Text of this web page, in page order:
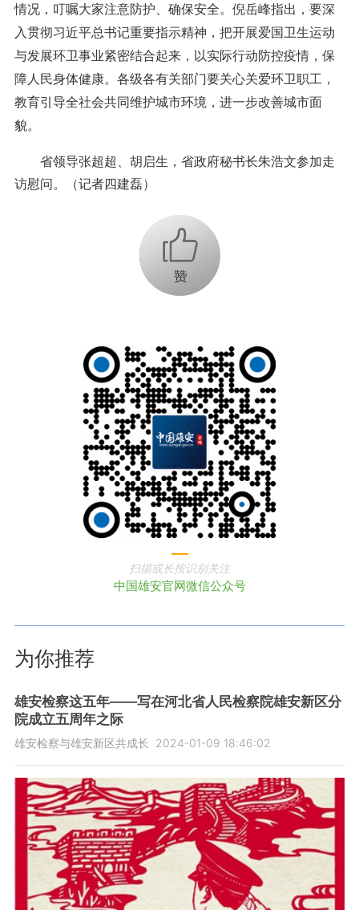
情况，叮嘱大家注意防护、确保安全。倪岳峰指出，要深
入贯彻习近平总书记重要指示精神，把开展爱国卫生运动
与发展环卫事业紧密结合起来，以实际行动防控疫情，保
障人民身体健康。各级各有关部门要关心关爱环卫职工，
教育引导全社会共同维护城市环境，进一步改善城市面
貌。
省领导张超超、胡启生，省政府秘书长朱浩文参加走
访慰问。
（记者四建磊）
+1
扫描或长按识别关注
中国雄安官网微信公众号
为你推荐
雄安检察这五年——写在河北省人民检察院雄安新区分
院成立五周年之际
雄安检察与雄安新区共成长 2024-01-09 18:46:02